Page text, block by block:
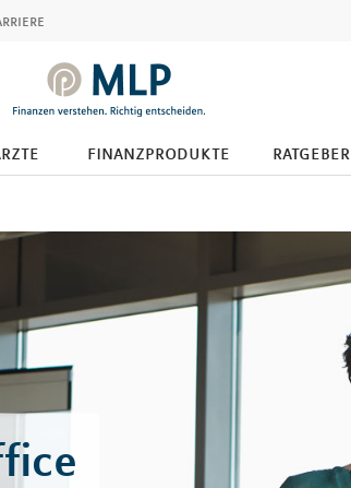
finanzprodukte ratgeber